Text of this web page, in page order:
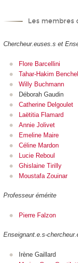
Les membres
Chercheur.euses.s et
Flore Barcellini
Tahar-Hakim
Willy Buchmann
Déborah Gaudin
Catherine Delgoulet
Laëtitia Flamard
Annie Jolivet
Emeline Maire
Céline Mardon
Lucie Reboul
Ghislaine Tirilly
Moustafa Zouinar
Professeur émérite
Pierre Falzon
Enseignant.e.s-
Irène Gaillard